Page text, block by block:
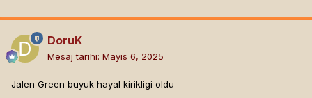
DoruK
Mesaj tarihi: Mayıs 6, 2025
Jalen Green buyuk hayal kirikligi oldu